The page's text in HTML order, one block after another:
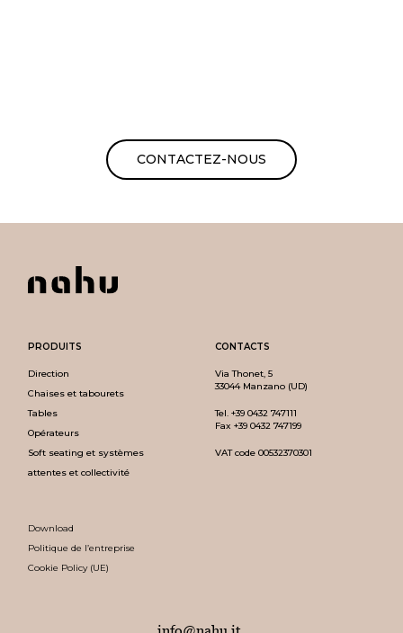
CONTACTEZ-NOUS
PRODUITS
Direction
Chaises et tabourets
Tables
Opérateurs
Soft seating et systèmes
attentes et collectivité
Download
Politique de l’entreprise
Cookie Policy (UE)
CONTACTS
Via Thonet, 5
33044 Manzano (UD)
Tel. +39 0432 747111
Fax +39 0432 747199
VAT code 00532370301